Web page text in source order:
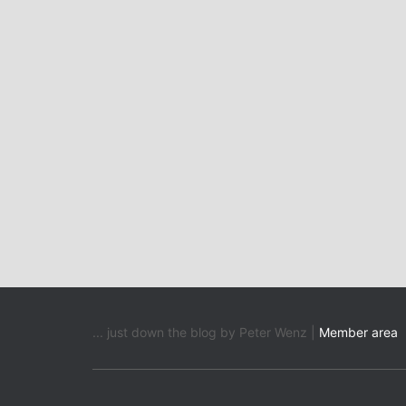
... just down the blog by Peter Wenz | Member area